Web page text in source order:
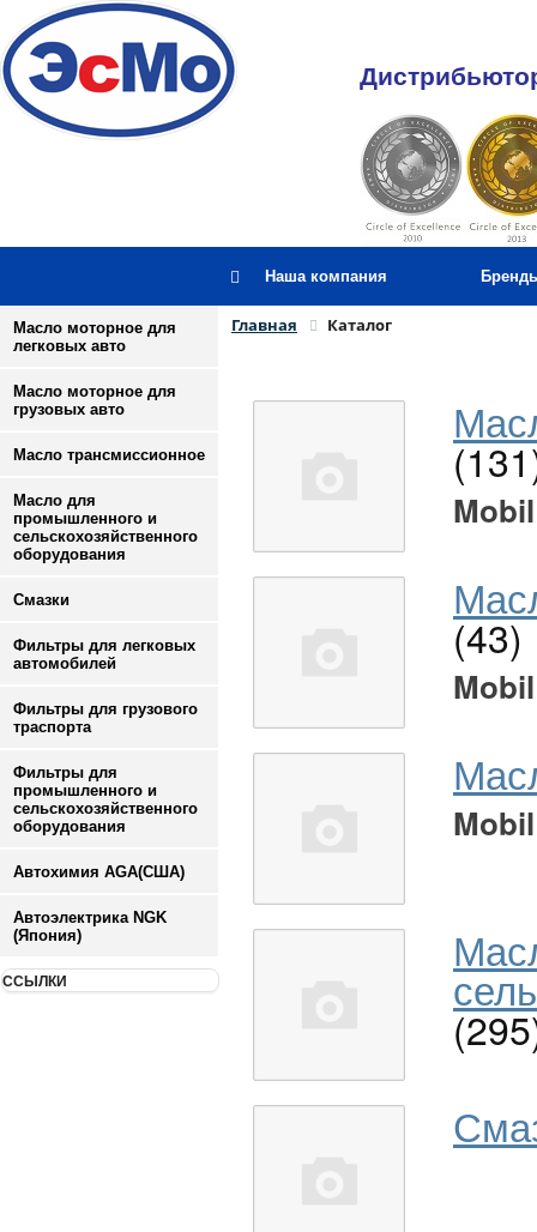
Наша компания
Масло моторное для
легковых авто
Масло моторное для
грузовых авто
Масло трансмиссионное
Масло для
промышленного и
сельскохозяйственного
оборудования
Смазки
Фильтры для легковых
автомобилей
Фильтры для грузового
траспорта
Фильтры для
промышленного и
сельскохозяйственного
оборудования
Автохимия AGA(США)
Автоэлектрика NGK
(Япония)
ССЫЛКИ
Главная Каталог
Mobil
(43)
Mobil
Mobil